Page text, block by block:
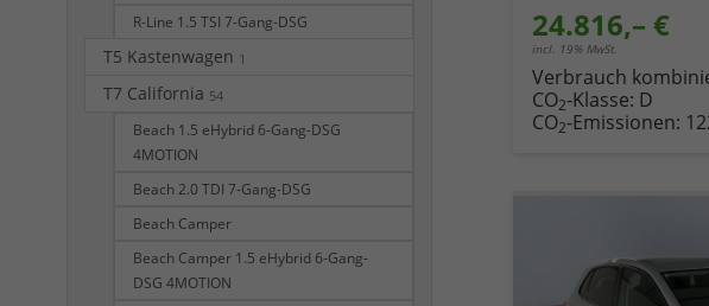
24.816,– €
incl. 19% MwSt.
Verbrauch
CO2-Klasse: D
CO2-Emissionen:
R-Line 1.5 TSI 7-Gang-DSG
T5 Kastenwagen 1
T7 California 54
Beach 1.5 eHybrid 6-Gang-DSG
4MOTION
Beach 2.0 TDI 7-Gang-DSG
Beach Camper
Beach Camper 1.5 eHybrid 6-Gang-
DSG 4MOTION